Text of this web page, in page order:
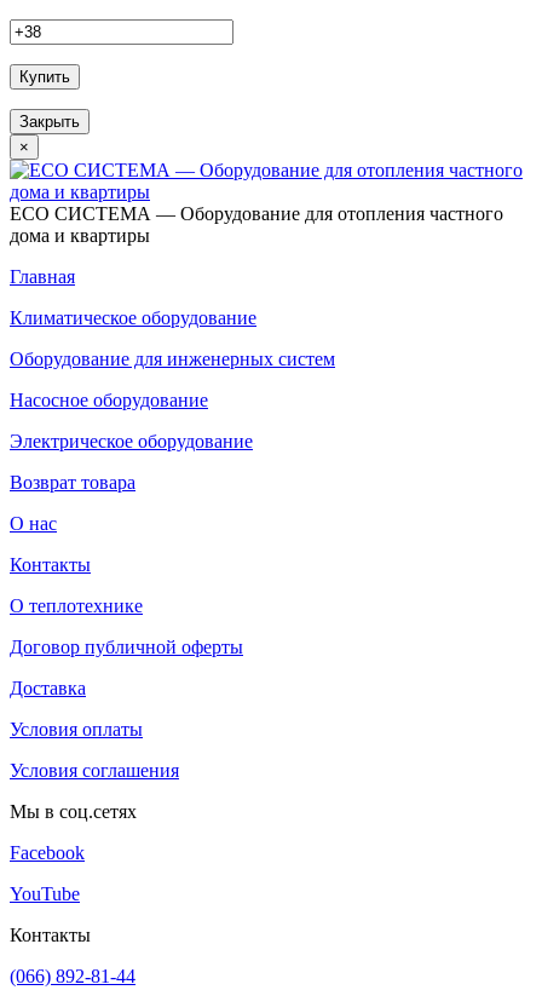
Купить
Закрыть
×
ECO СИСТЕМА — Оборудование для отопления частного
дома и квартиры
Главная
Климатическое оборудование
Оборудование для инженерных систем
Насосное оборудование
Электрическое оборудование
Возврат товара
О нас
Контакты
О теплотехнике
Договор публичной оферты
Доставка
Условия оплаты
Условия соглашения
Мы в соц.сетях
Facebook
YouTube
Контакты
(066) 892-81-44